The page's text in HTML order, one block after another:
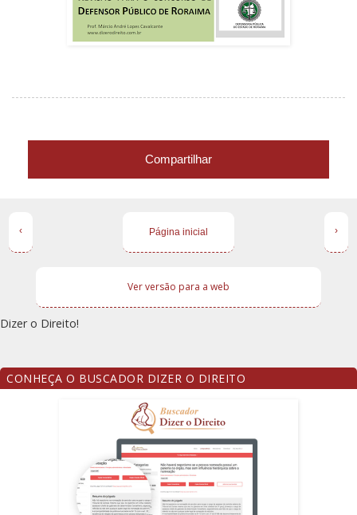
Compartilhar
‹ ›
Página inicial
Ver versão para a web
Dizer o Direito!
CONHEÇA O BUSCADOR DIZER O DIREITO